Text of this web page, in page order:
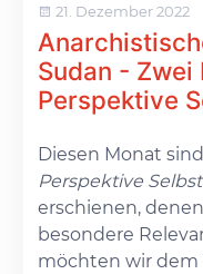
21. Dezember 2022
Sudan - Zwei
Perspektive
Diesen Monat
Perspektive
erschienen,
besondere
möchten wir dem